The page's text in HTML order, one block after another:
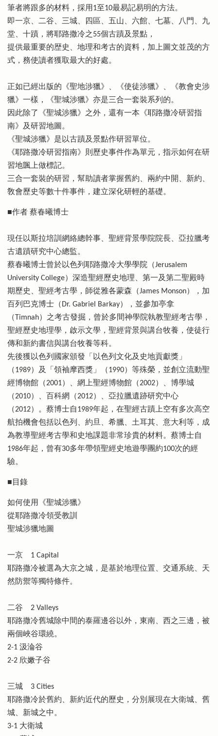
筆者將跟多的材料，採用1至10最易記易明的方法。
即一京、二谷、三城、四區、五山、六館、七墓、八門、九
堂、十蹟，將耶路撒冷之55個古蹟及景點，
提供最重要的歴史、地理和考古的資料，加上圖文並茂的方
式，務使讀者獲取最大的好處。
正如已經出版的《聖地涉獵》、《使徒涉獵》、《教會史涉
獵》一樣，《聖城涉獵》亦是三合一套裝系列的。
因此除了《聖城涉獵》之外，還有一本《耶路撒冷研習指
南》及研習地圖。
《聖城涉獵》是以古蹟及景點作研習單位。
《耶路撒冷研習指南》則歷史事件作為單元，指示如何在研
習地颽上做標記。
三合一套裝的研習，幫助讀者掌握舊約、兩約中開、新約、
敎會歷史等數十件事件，建立深化研輕的基礎。
■作者 蔡春曦博士
現任以斯拉培訓網絡總幹事、聖經背景學院院長、亞拉臘考
古遺蹟研究中心總監。
蔡春曦博士曾於以色列耶路撒冷大學學院（Jerusalem
University College）深造聖經歷史地理、第一及第二聖殿時
期歷史、聖經考古學，師從雅各蒙森（James Monson），加
百列巴克博士（Dr. Gabriel Barkay），並參加亭拿
（Timnah）之考古發掘，曾於多間神學院執教聖經考古學，
聖經歷史地理學，啟示文學，聖經背景與講台牧養，使徒行
傳和新約書信與講台牧養等科。
先後獲以色列國家頒發「以色列文化及史地貢獻獎」
（1989）及「領袖摩西獎」（1990）等殊榮，並創立流動聖
經博物館（2001）、網上聖經博物館（2002）、博學城
（2010）、百科網（2012）、亞拉臘遺跡研究中心
（2012）。蔡博士自1989年起，在聖經古蹟上空有多次高空
航拍機會包括以色列、約旦、希臘、土耳其、意大利等，成
為教導聖經考古學和史地課題非常珍貴的材料。蔡博士自
1986年起，曾有30多年帶領聖經史地遊學團約100次的經
驗。
■目錄
如何使用《聖城涉獵》
從耶路撒冷領受教訓
聖城涉獵地圖
一京 1 Capital
耶路撒冷被選為大京之城，是基於地理位置、交通系統、天
然防禦等獨特條件。
二谷 2 Valleys
耶路撒冷舊城除中間的泰羅邊谷以外，東南、西之三邊，被
兩個峽谷環繞。
2-1 汲淪谷
2-2 欣嫩子谷
三城 3 Cities
耶路撒冷於舊約、新約近代的歷史，分別展現在大衛城、舊
城、新城之中。
3-1 大衛城